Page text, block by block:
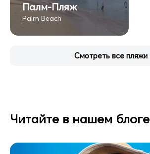
Палм-Пляж
Palm Beach
Смотреть все пляжи
Читайте в нашем блоге